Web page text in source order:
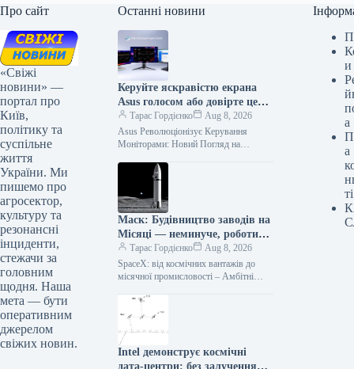
Про сайт
«Свіжі
новини» —
портал про
Київ,
політику та
суспільне
життя
України. Ми
пишемо про
агросектор,
культуру та
резонансні
інциденти,
стежачи за
головним
щодня. Наша
мета — бути
оперативним
джерелом
свіжих новин.
Останні новини
Керуйте яскравістю екрана
Asus голосом або довірте це
штучному інтелекту
Тарас Гордієнко
Aug 8, 2026
Asus Революціонізує Керування
Моніторами: Новий Погляд на
Штучного Інтелекту Відтепер
власникам моніторів Asus більше не
потрібно витрачати…
Маск: Будівництво заводів на
Місяці — неминуче, роботи
вже тут
Тарас Гордієнко
Aug 8, 2026
SpaceX: від космічних вантажів до
місячної промисловості – Амбітні
відома своїми революційними
досягненнями в освоєнні…
Intel демонструє космічні
дата-центри: без залучення
и
а
а
ті